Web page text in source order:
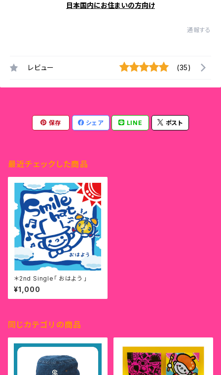
日本国内にお住まいの方向け
通報する
レビュー (35)
保存 シェア LINE ポスト
最近チェックした商品
＊2nd Single「 おはよう 」
¥1,000
同じカテゴリの商品